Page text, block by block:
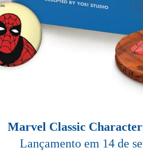
Marvel Classic
Lançamento em 14 de